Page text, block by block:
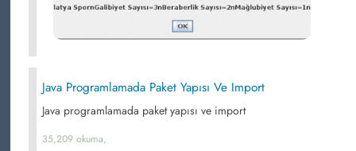
Java Programlamada Paket Yapısı Ve Import
Java programlamada paket yapısı ve import
35,209 okuma,